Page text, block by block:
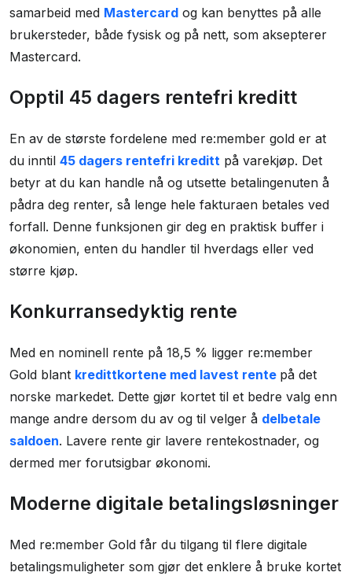
samarbeid med Mastercard og kan benyttes på alle
brukersteder, både fysisk og på nett, som aksepterer
Mastercard.
Opptil 45 dagers rentefri kreditt
En av de største fordelene med re:member gold er at
du inntil 45 dagers rentefri kreditt på varekjøp. Det
betyr at du kan handle nå og utsette betalingenuten å
pådra deg renter, så lenge hele fakturaen betales ved
forfall. Denne funksjonen gir deg en praktisk buffer i
økonomien, enten du handler til hverdags eller ved
større kjøp.
Konkurransedyktig rente
Med en nominell rente på 18,5 % ligger re:member
Gold blant kredittkortene med lavest rente på det
norske markedet. Dette gjør kortet til et bedre valg enn
mange andre dersom du av og til velger å delbetale
saldoen. Lavere rente gir lavere rentekostnader, og
dermed mer forutsigbar økonomi.
Moderne digitale betalingsløsninger
Med re:member Gold får du tilgang til flere digitale
betalingsmuligheter som gjør det enklere å bruke kortet